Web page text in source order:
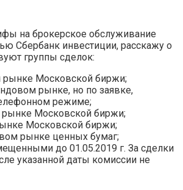
на брокерское обслуживание
Сбербанк инвестиции, расскажу о
группы сделок:
Московской биржи;
рынке, но по заявке,
режиме;
Московской биржи;
Московской биржи;
рынке ценных бумаг;
до 01.05.2019 г. За сделки
указанной даты комиссии не